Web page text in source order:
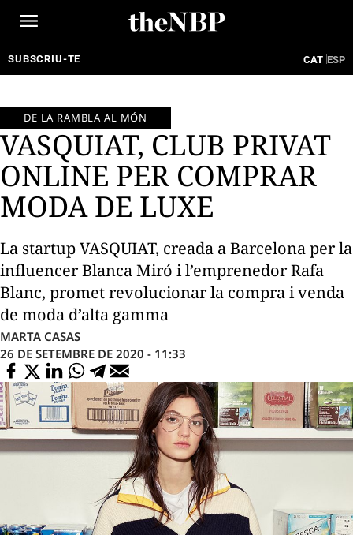
SUBSCRIU-TE CAT ESP
DE LA RAMBLA AL MÓN
VASQUIAT, CLUB PRIVAT
ONLINE PER COMPRAR
MODA DE LUXE
La startup VASQUIAT, creada a Barcelona per la
influencer Blanca Miró i l’emprenedor Rafa
Blanc, promet revolucionar la compra i venda
de moda d’alta gamma
MARTA CASAS
26 DE SETEMBRE DE 2020 - 11:33